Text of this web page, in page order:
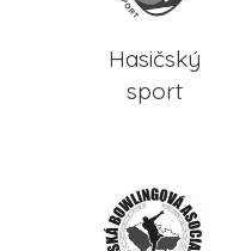
Hasičský
sport